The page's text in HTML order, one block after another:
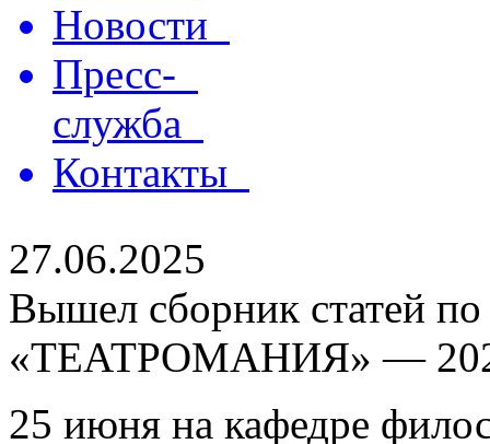
Новости
Пресс-
служба
Контакты
27.06.2025
Вышел сборник статей
«ТЕАТРОМАНИЯ» —
25 июня на кафедре